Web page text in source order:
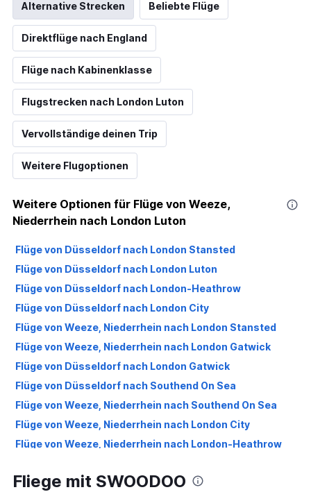
Alternative Strecken Beliebte Flüge
Direktflüge nach England
Flüge nach Kabinenklasse
Flugstrecken nach London Luton
Vervollständige deinen Trip
Weitere Flugoptionen
Weitere Optionen für Flüge von Weeze,
Niederrhein nach London Luton
Flüge von Düsseldorf nach London Stansted
Flüge von Düsseldorf nach London Luton
Flüge von Düsseldorf nach London-Heathrow
Flüge von Düsseldorf nach London City
Flüge von Weeze, Niederrhein nach London Stansted
Flüge von Weeze, Niederrhein nach London Gatwick
Flüge von Düsseldorf nach London Gatwick
Flüge von Düsseldorf nach Southend On Sea
Flüge von Weeze, Niederrhein nach Southend On Sea
Flüge von Weeze, Niederrhein nach London City
Flüge von Weeze, Niederrhein nach London-Heathrow
Fliege mit SWOODOO